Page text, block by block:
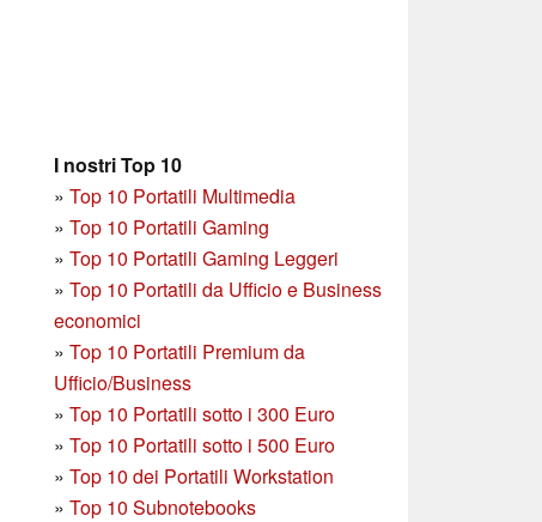
I nostri Top 10
» Top 10 Portatili Multimedia
» Top 10 Portatili Gaming
» Top 10 Portatili Gaming Leggeri
» Top 10 Portatili da Ufficio e Business
economici
» Top 10 Portatili Premium da
Ufficio/Business
» Top 10 Portatili sotto i 300 Euro
» Top 10 Portatili sotto i 500 Euro
» Top 10 dei Portatili Workstation
» Top 10 Subnotebooks